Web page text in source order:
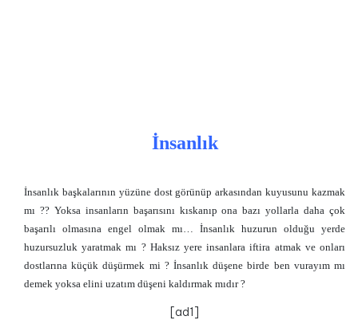
İnsanlık
İnsanlık başkalarının yüzüne dost görünüp arkasından kuyusunu kazmak
mı ?? Yoksa insanların başarısını kıskanıp ona bazı yollarla daha çok
başarılı olmasına engel olmak mı… İnsanlık huzurun olduğu yerde
huzursuzluk yaratmak mı ? Haksız yere insanlara iftira atmak ve onları
dostlarına küçük düşürmek mi ? İnsanlık düşene birde ben vurayım mı
demek yoksa elini uzatım düşeni kaldırmak mıdır ?
[ad1]